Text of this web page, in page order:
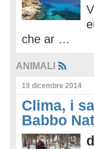
che ar …
ANIMALI
19 dicembre 2014
Clima, i
Babbo